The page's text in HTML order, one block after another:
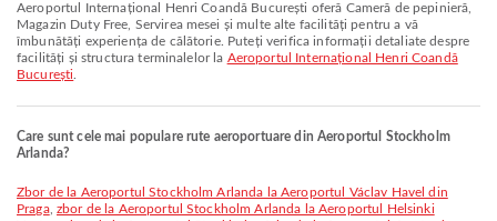
Aeroportul Internațional Henri Coandă București oferă Cameră de pepinieră,
Magazin Duty Free, Servirea mesei și multe alte facilități pentru a vă
îmbunătăți experiența de călătorie. Puteți verifica informații detaliate despre
facilități și structura terminalelor la Aeroportul Internațional Henri Coandă
București
Care sunt cele mai populare rute aeroportuare din Aeroportul Stockholm
Arlanda?
zbor de la Aeroportul Stockholm Arlanda la Aeroportul Václav Havel din
Praga, zbor de la Aeroportul Stockholm Arlanda la Aeroportul Helsinki